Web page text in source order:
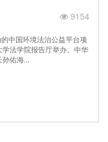
9154
中国环境法治公益平台项
法学院报告厅举办。中华
佑海...